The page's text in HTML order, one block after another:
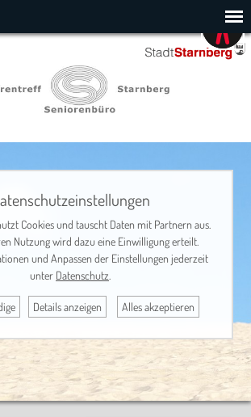
Cookies und tauscht Daten mit Partnern aus.
Nutzung wird dazu eine Einwilligung erteilt.
und Anpassen der Einstellungen jederzeit
unter Datenschutz
Details anzeigen Alles akzeptieren